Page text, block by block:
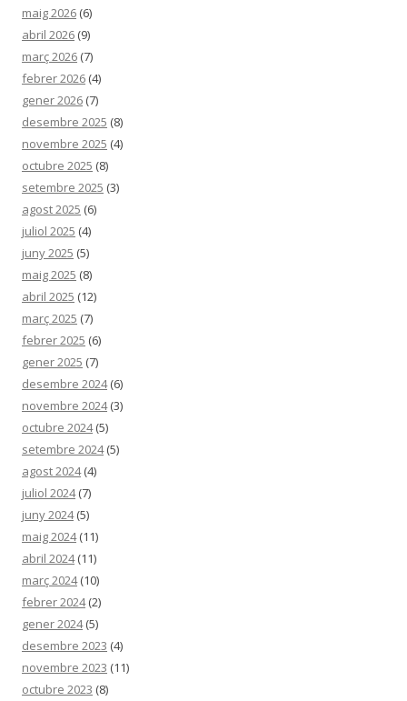
maig 2026 (6)
abril 2026 (9)
març 2026 (7)
febrer 2026 (4)
gener 2026 (7)
desembre 2025 (8)
novembre 2025 (4)
octubre 2025 (8)
setembre 2025 (3)
agost 2025 (6)
juliol 2025 (4)
juny 2025 (5)
maig 2025 (8)
abril 2025 (12)
març 2025 (7)
febrer 2025 (6)
gener 2025 (7)
desembre 2024(6)
novembre 2024(3)
octubre 2024(5)
setembre 2024(5)
agost 2024(4)
juliol 2024(7)
juny 2024(5)
maig 2024(11)
abril 2024(11)
març 2024(10)
febrer 2024(2)
gener 2024(5)
desembre 2023 (4)
novembre 2023 (11)
octubre 2023 (8)